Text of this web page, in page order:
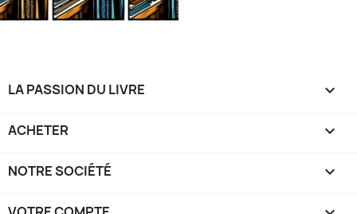
LA PASSION DU LIVRE 
ACHETER 
NOTRE SOCIÉTÉ 